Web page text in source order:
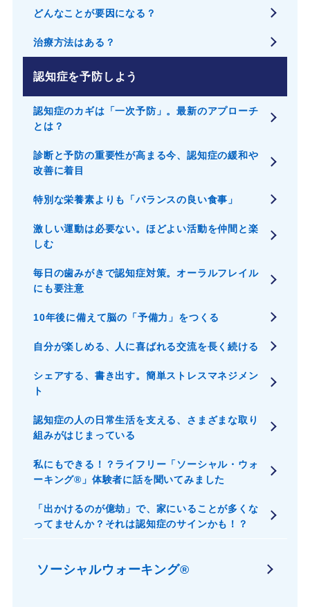
どんなことが要因になる？
治療方法はある？
認知症を予防しよう
認知症のカギは「一次予防」。最新のアプローチ
とは？
診断と予防の重要性が高まる今、認知症の緩和や
改善に着目
特別な栄養素よりも「バランスの良い食事」
激しい運動は必要ない。ほどよい活動を仲間と楽
しむ
毎日の歯みがきで認知症対策。オーラルフレイル
にも要注意
10年後に備えて脳の「予備力」をつくる
自分が楽しめる、人に喜ばれる交流を長く続ける
シェアする、書き出す。簡単ストレスマネジメン
ト
認知症の人の日常生活を支える、さまざまな取り
組みがはじまっている
私にもできる！？ライフリー「ソーシャル・ウォ
ーキング®」体験者に話を聞いてみました
「出かけるのが億劫」で、家にいることが多くな
ってませんか？それは認知症のサインかも！？
ソーシャルウォーキング®